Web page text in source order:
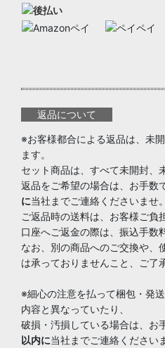
返品について
※お客様都合による返品は、未
ます。
セット商品は、すべて未開封、
返品をご希望の場合は、お手数
に当社までご連絡くださいませ。
ご返品時の送料は、お客様ご負
口座へご返金の際は、振込手数
なお、別の商品へのご交換や、
は承っておりませんこと、ご了
※細心の注意を払って梱包・発
内容と異なっていたり、
破損・汚損している場合は、お
以内に当社までご連絡ください